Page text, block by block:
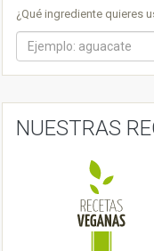
v
i
¿Qué ingrediente quieres
NUESTRAS